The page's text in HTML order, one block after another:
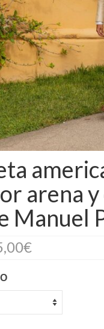
y Chaquetas
arena
Manuel
€